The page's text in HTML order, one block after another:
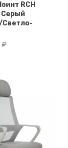
RCH
Серый
Светло-
₽